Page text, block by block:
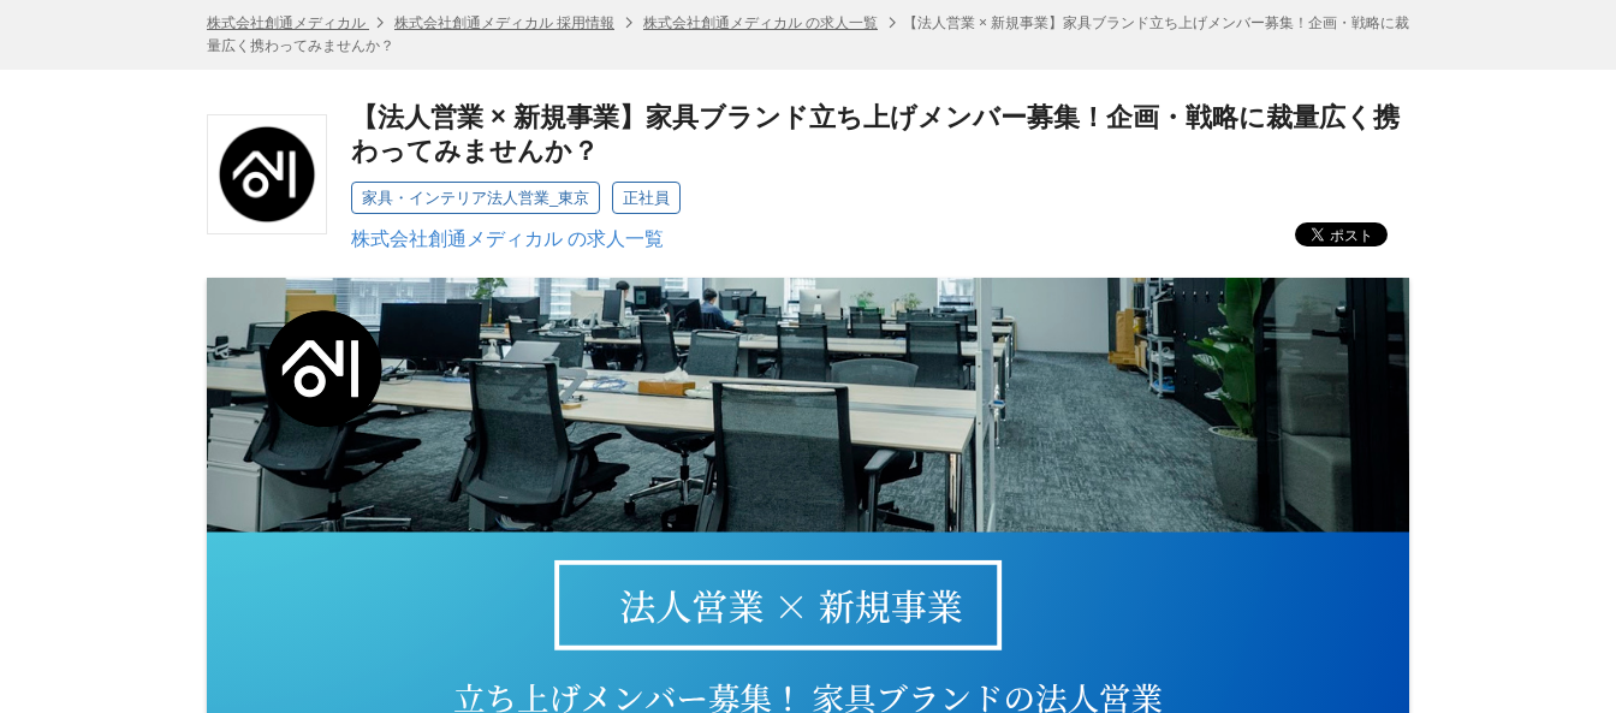
株式会社創通メディカル 株式会社創通メディカル 採用情報 株式会社創通メディカル の求人一覧
【法人営業 × 新規事業】家具ブランド立ち上げメンバー募集！企画・戦略に裁
量広く携わってみませんか？
【法人営業 × 新規事業】家具ブランド立ち上げメンバー募集！企画・戦略に裁量広く携
わってみませんか？
家具・インテリア法人営業_東京 正社員
株式会社創通メディカル の求人一覧